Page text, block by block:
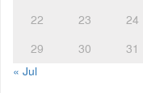
22
23 24
29
30
31
« Jul